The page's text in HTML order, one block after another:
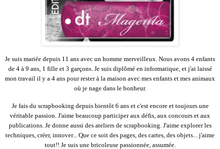
Je suis mariée depuis 11 ans avec un homme merveilleux. Nous avons 4 enfants
de 4 à 9 ans, 1 fille et 3 garçons. Je suis diplômé en informatique, et j'ai laissé
mon travail il y a 4 ans pour rester à la maison avec mes enfants et mes animaux
où je nage dans le bonheur.
Je fais du scrapbooking depuis bientôt 6 ans et c'est encore et toujours une
véritable passion. J'aime beaucoup participer aux défis, aux concours et aux
publications. Je donne aussi des ateliers de scrapbooking. J'aime explorer les
techniques, créer, innover...
Que ce soit des pages, des cartes, des objets... j'aime
tout!! Je suis une bricoleuse passionnée, assumée.